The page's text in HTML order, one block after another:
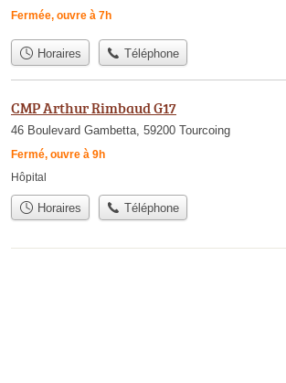
Fermée, ouvre à 7h
Horaires Téléphone
CMP Arthur Rimbaud G17
46 Boulevard Gambetta, 59200 Tourcoing
Fermé, ouvre à 9h
Hôpital
Horaires Téléphone